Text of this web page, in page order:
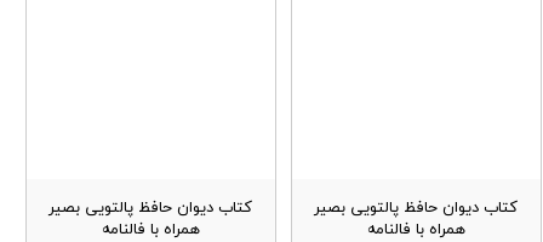
کتاب دیوان حافظ پالتویی بصیر
همراه با فالنامه
کتاب دیوان حافظ پالتویی بصیر
همراه با فالنامه